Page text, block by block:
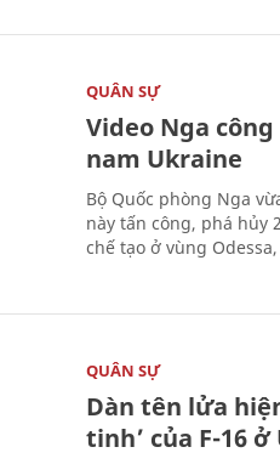
QUÂN SỰ
Video Nga
nam Ukraine
Bộ Quốc phòng Nga
này tấn công, phá hủy
chế tạo ở vùng
QUÂN SỰ
Dàn tên lửa
tinh’ của F-16